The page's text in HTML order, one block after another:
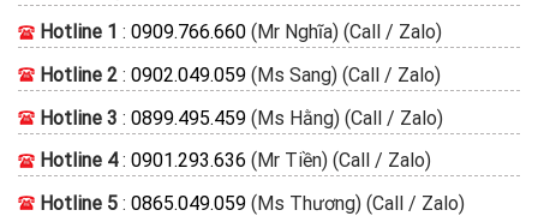
Hotline 1 : 0909.766.660 (Mr Nghĩa) (Call / Zalo)
Hotline 2 : 0902.049.059 (Ms Sang) (Call / Zalo)
Hotline 3 : 0899.495.459 (Ms Hằng) (Call / Zalo)
Hotline 4: 0901.293.636 (Mr Tiền) (Call / Zalo)
Hotline 5 : 0865.049.059 (Ms Thương) (Call / Zalo)